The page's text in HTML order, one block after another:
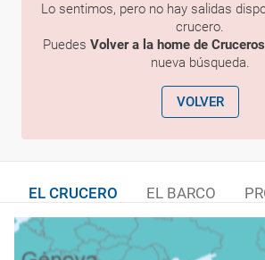
Lo sentimos, pero no hay salidas
crucero.
Puedes Volver a la home de Cruceros
nueva búsqueda.
VOLVER
EL CRUCERO EL BARCO